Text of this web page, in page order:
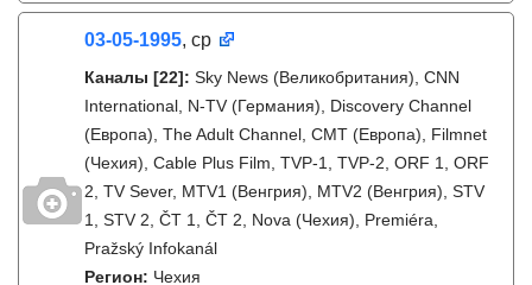
03-05-1995, ср
Каналы [22]: Sky News (Великобритания), CNN
International, N-TV (Германия), Discovery Channel
(Европа), The Adult Channel, CMT (Европа), Filmnet
(Чехия), Cable Plus Film, TVP-1, TVP-2, ORF 1, ORF
2, TV Sever, MTV1 (Венгрия), MTV2 (Венгрия), STV
1, STV 2, ČT 1, ČT 2, Nova (Чехия), Premiéra,
Pražský Infokanál
Регион: Чехия